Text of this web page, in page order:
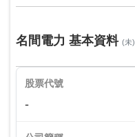
名間電力 基本資料 (未)
股票代號
-